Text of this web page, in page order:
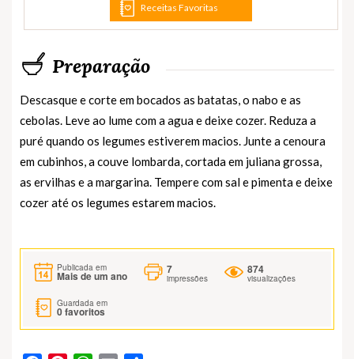
Receitas Favoritas
Preparação
Descasque e corte em bocados as batatas, o nabo e as
cebolas. Leve ao lume com a agua e deixe cozer. Reduza a
puré quando os legumes estiverem macios. Junte a cenoura
em cubinhos, a couve lombarda, cortada em juliana grossa,
as ervilhas e a margarina. Tempere com sal e pimenta e deixe
cozer até os legumes estarem macios.
Publicada em
Mais de um ano
7
impressões
874
visualizações
Guardada em
0favoritos